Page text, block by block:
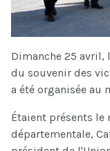
Dimanche 25 avril,
du souvenir des
a été organisée au
Étaient présents le
départementale,